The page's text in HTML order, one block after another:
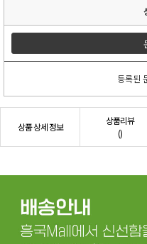
등록된
상품 상세 정보
상품리뷰
()